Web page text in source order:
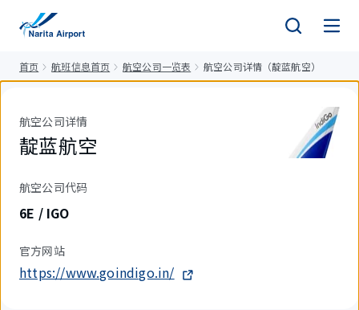
首页 航班信息首页 航空公司一览表 航空公司详情（靛蓝航空）
航空公司详情
靛蓝航空
航空公司代码
6E / IGO
官方网站
https://www.goindigo.in/